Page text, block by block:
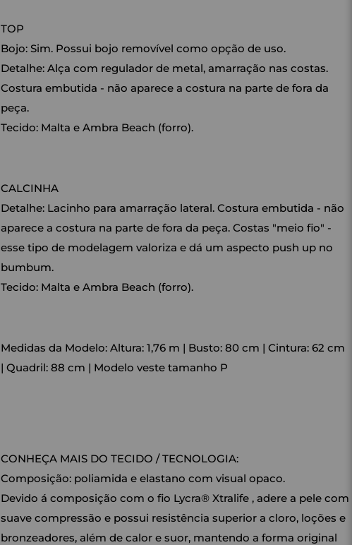
TOP
Bojo: Sim. Possui bojo removível como opção de uso.
Detalhe: Alça com regulador de metal, amarração nas costas.
Costura embutida - não aparece a costura na parte de fora da
peça.
Tecido: Malta e Ambra Beach (forro).
CALCINHA
Detalhe: Lacinho para amarração lateral. Costura embutida - não
aparece a costura na parte de fora da peça. Costas "meio fio" -
esse tipo de modelagem valoriza e dá um aspecto push up no
bumbum.
Tecido: Malta e Ambra Beach (forro).
Medidas da Modelo: Altura: 1,76 m | Busto: 80 cm | Cintura: 62 cm
| Quadril: 88 cm | Modelo veste tamanho P
CONHEÇA MAIS DO TECIDO / TECNOLOGIA:
Composição: poliamida e elastano com visual opaco.
Devido á composição com o fio Lycra® Xtralife , adere a pele com
suave compressão e possui resistência superior a cloro, loções e
bronzeadores, além de calor e suor, mantendo a forma original